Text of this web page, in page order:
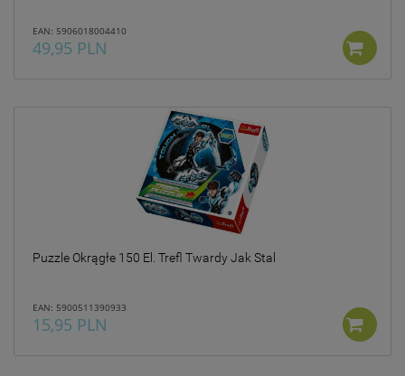
EAN: 5906018004410
49,95 PLN
Puzzle Okrągłe 150 El. Trefl Twardy Jak Stal
EAN: 5900511390933
15,95 PLN